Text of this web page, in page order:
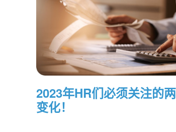
2023年HR们必须关注的
变化！